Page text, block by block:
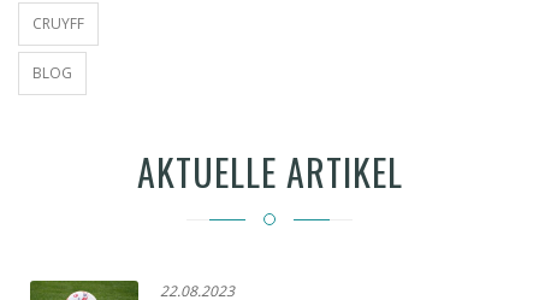
CRUYFF
BLOG
AKTUELLE ARTIKEL
22.08.2023